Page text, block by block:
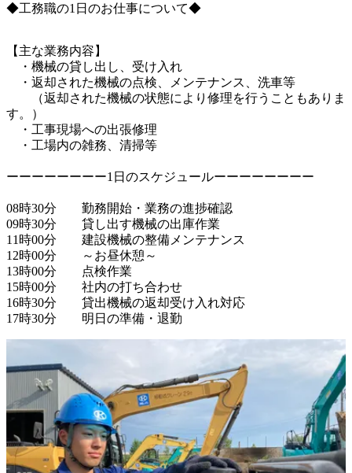
◆工務職の1日のお仕事について◆
【主な業務内容】
・機械の貸し出し、受け入れ
・返却された機械の点検、メンテナンス、洗車等
（返却された機械の状態により修理を行うこともありま
す。）
・工事現場への出張修理
・工場内の雑務、清掃等
ーーーーーーーー1日のスケジュールーーーーーーーー
08時30分　　勤務開始・業務の進捗確認
09時30分　　貸し出す機械の出庫作業
11時00分　　建設機械の整備メンテナンス
12時00分　　～お昼休憩～
13時00分　　点検作業
15時00分　　社内の打ち合わせ
16時30分　　貸出機械の返却受け入れ対応